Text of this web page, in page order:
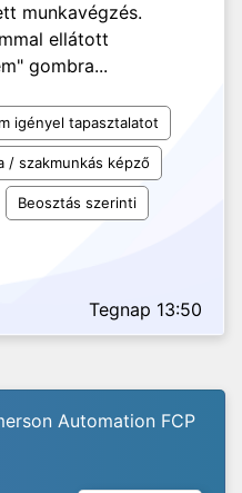
munkavégzés.
ellátott
gombra...
igényel tapasztalatot
/ szakmunkás képző
Beosztás szerinti
Tegnap 13:50
Automation FCP